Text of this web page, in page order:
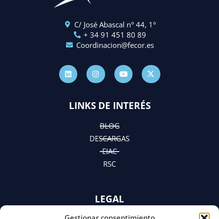
C/ José Abascal n° 44, 1°
+ 34 91 451 80 89
Coordinacion@fecor.es
L
i
n
k
I
n
s
t
r
m
Y
o
u
t
e
X
-
t
w
t
LINKS DE INTERÉS
BLOG
DESCARGAS
EIAC
RSC
LEGAL